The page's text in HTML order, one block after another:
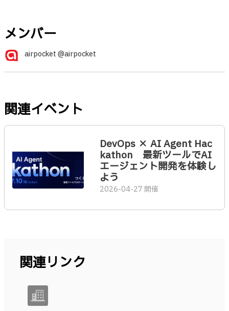
メンバー
airpocket @airpocket
関連イベント
DevOps × AI Agent Hac
kathon 最新ツールでAI
エージェント開発を体験し
よう
2026-04-27 開催
関連リンク